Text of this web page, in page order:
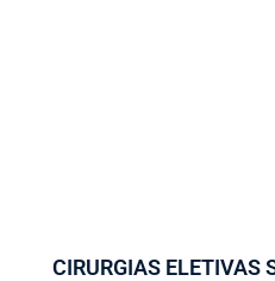
CIRURGIAS ELETIVAS